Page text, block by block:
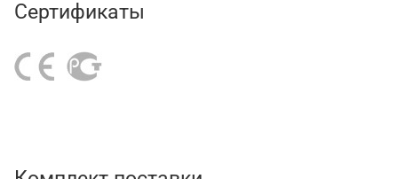
• выпуск отработанного воздуха вперёд очищает
• предохранительный стопор препятствует
Сертификаты